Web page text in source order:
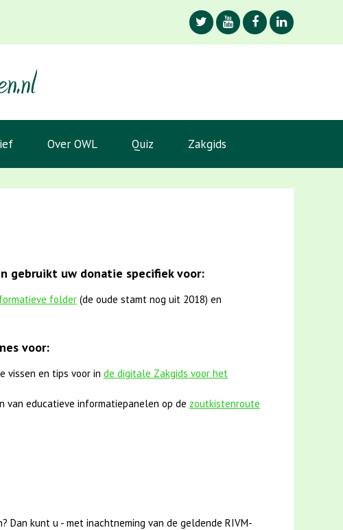
Over OWL Quiz Zakgids
gebruikt uw donatie specifiek voor:
folder (de oude stamt nog uit 2018) en
voor:
vissen en tips voor in de digitale Zakgids voor het
van educatieve informatiepanelen op de zoutkistenroute
Dan kunt u - met inachtneming van de geldende RIVM-